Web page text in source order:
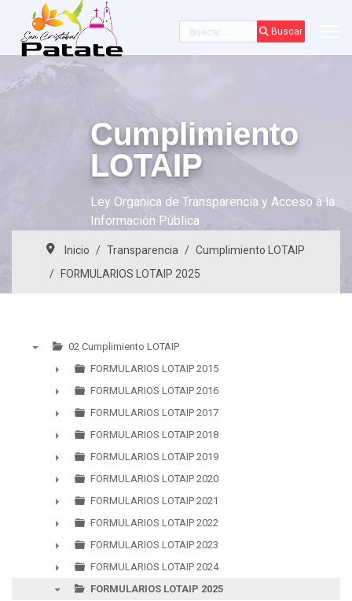
Buscar Buscar
Cumplimiento
LOTAIP
Ley Organica de Transparencia y Acceso a la
Información Pública
Inicio Transparencia
Cumplimiento LOTAIP
FORMULARIOS LOTAIP 2025
02 Cumplimiento LOTAIP
►
FORMULARIOS LOTAIP 2015
►
FORMULARIOS LOTAIP 2016
►
FORMULARIOS LOTAIP 2017
►
FORMULARIOS LOTAIP 2018
►
FORMULARIOS LOTAIP 2019
►
FORMULARIOS LOTAIP 2020
►
FORMULARIOS LOTAIP 2021
►
FORMULARIOS LOTAIP 2022
►
FORMULARIOS LOTAIP 2023
►
FORMULARIOS LOTAIP 2024
FORMULARIOS LOTAIP 2025